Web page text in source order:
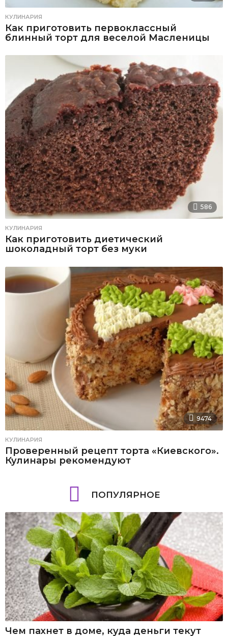
КУЛИНАРИЯ
Как приготовить первоклассный
блинный торт для веселой Масленицы
586
КУЛИНАРИЯ
Как приготовить диетический
шоколадный торт без муки
9474
КУЛИНАРИЯ
Проверенный рецепт торта «Киевского».
Кулинары рекомендуют
ПОПУЛЯРНОЕ
Чем пахнет в доме, куда деньги текут